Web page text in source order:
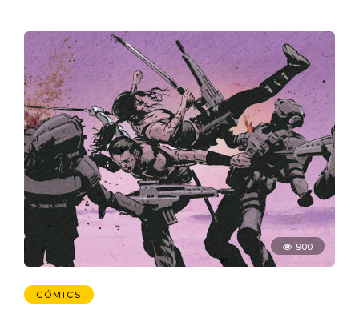
900
CÓMICS